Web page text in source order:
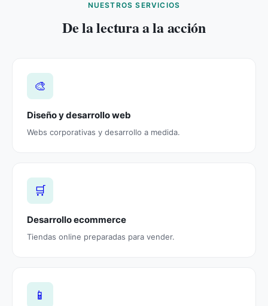
NUESTROS SERVICIOS
De la lectura a la acción
🎨
Diseño y desarrollo web
Webs corporativas y desarrollo a medida.
🛒
Desarrollo ecommerce
Tiendas online preparadas para vender.
📱